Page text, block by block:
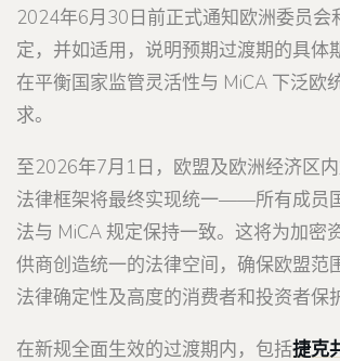
2024年6月30日前正式通知欧洲委员会
定，并如适用，说明预期过渡期的具体
在平衡国家监管灵活性与 MiCA 下泛欧
求。
至2026年7月1日，欧盟及欧洲经济区
法律框架将最终实现统一——所有成员
法与 MiCA 规定保持一致。这将为加密
供商创造统一的法律空间，确保欧盟范
法律确定性及高度的消费者和投资者保
在新规全面生效的过渡期内，包括捷克